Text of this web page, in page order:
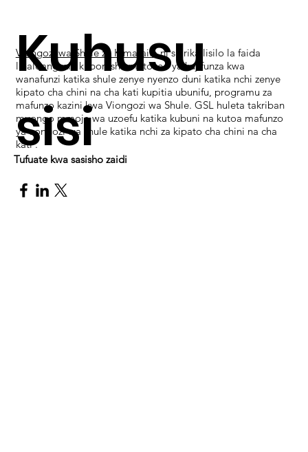
Kuhusu
sisi
Viongozi wa Shule za Kimataifani shirika lisilo la faida
linaloangazia kuboresha matokeo ya kujifunza kwa
wanafunzi katika shule zenye nyenzo duni katika nchi zenye
kipato cha chini na cha kati kupitia ubunifu, programu za
mafunzo kazini kwa Viongozi wa Shule. GSL huleta takriban
muongo mmoja wa uzoefu katika kubuni na kutoa mafunzo
ya uongozi wa shule katika nchi za kipato cha chini na cha
kati .
Tufuate kwa sasisho zaidi